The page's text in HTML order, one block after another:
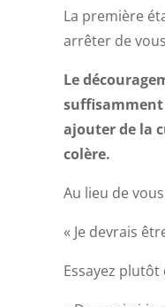
La première
arrêter de
Le
suffisamment
ajouter de la
colère.
Au lieu de
« Je devrais
Essayez